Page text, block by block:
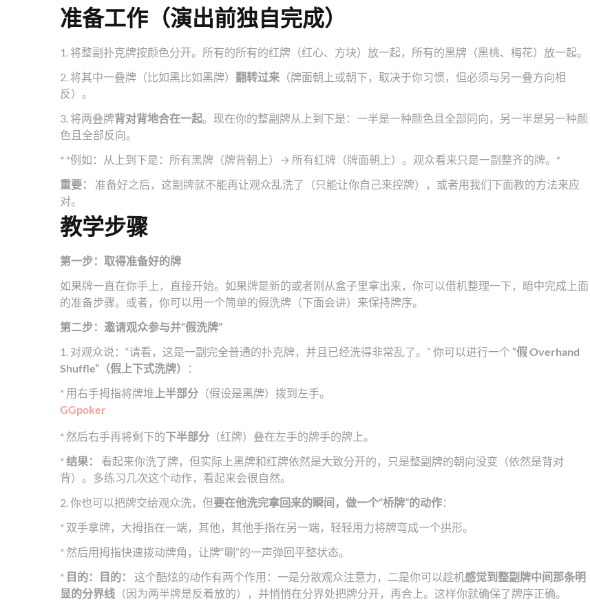
准备工作（演出前独自完成）
1. 将整副扑克牌按颜色分开。所有的所有的红牌（红心、方块）放一起，所有的黑牌（黑桃、梅花）放一起。
2. 将其中一叠牌（比如黑比如黑牌） 翻转过来 （牌面朝上或朝下，取决于你习惯，但必须与另一叠方向相
反）。
3. 将两叠牌背对背地合在一起。现在你的整副牌从上到下是：一半是一种颜色且全部同向，另一半是另一种颜
色且全部反向。
* *例如：从上到下是：所有黑牌（牌背朝上）→ 所有红牌（牌面朝上）。观众看来只是一副整齐的牌。*
重要：
准备好之后，这副牌就不能再让观众乱洗了（只能让你自己来控牌），或者用我们下面教的方法来应
对。
教学步骤
第一步：取得准备好的牌
如果牌一直在你手上，直接开始。如果牌是新的或者刚从盒子里拿出来，你可以借机整理一下，暗中完成上面
的准备步骤。或者，你可以用一个简单的假洗牌（下面会讲）来保持牌序。
第二步：邀请观众参与并“假洗牌”
1. 对观众说：“请看，这是一副完全普通的扑克牌，并且已经洗得非常乱了。” 你可以进行一个 “假 Overhand
Shuffle”（假上下式洗牌）
：
* 用右手拇指将牌堆 上半部分 （假设是黑牌）拨到左手。
GGpoker
* 然后右手再将剩下的下半部分 （红牌）叠在左手的牌手的牌上。
*结果：
看起来你洗了牌，但实际上黑牌和红牌依然是大致分开的，只是整副牌的朝向没变（依然是背对
背）。多练习几次这个动作，看起来会很自然。
2. 你也可以把牌交给观众洗，但要在他洗完拿回来的瞬间，做一个“桥牌”的动作：
* 双手拿牌，大拇指在一端，其他，其他手指在另一端，轻轻用力将牌弯成一个拱形。
* 然后用拇指快速拨动牌角，让牌“唰”的一声弹回平整状态。
* 目的：目的： 这个酷炫的动作有两个作用：一是分散观众注意力，二是你可以趁机感觉到整副牌中间那条明
显的分界线 （因为两半牌是反着放的），并悄悄在分界处把牌分开，再合上。这样你就确保了牌序正确。